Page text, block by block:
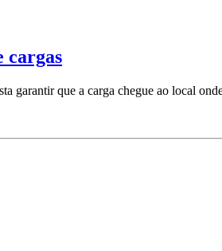
cargas
garantir que a carga chegue ao local